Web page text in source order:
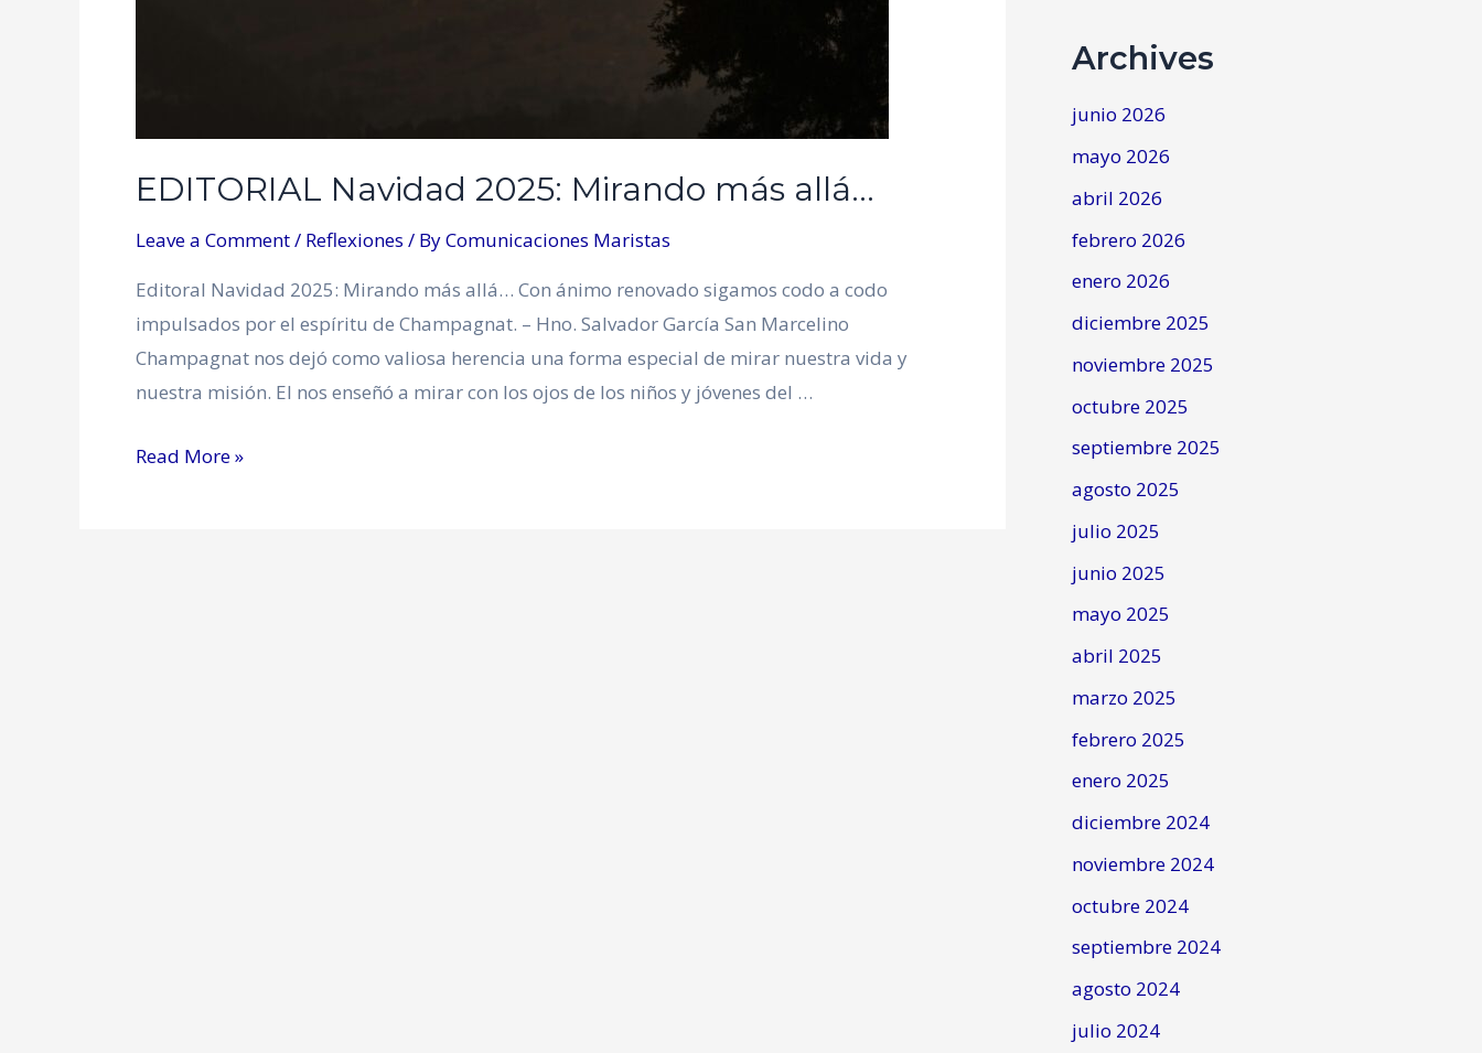
EDITORIAL Navidad 2025: Mirando más allá…
Leave a Comment/ Reflexiones / ByComunicaciones Maristas
Editoral Navidad 2025: Mirando más allá… Con ánimo renovado sigamos codo a codo
impulsados por el espíritu de Champagnat. – Hno. Salvador García San Marcelino
Champagnat nos dejó como valiosa herencia una forma especial de mirar nuestra vida y
nuestra misión. El nos enseñó a mirar con los ojos de los niños y jóvenes del …
Read More »
Archives
junio 2026
mayo 2026
abril 2026
febrero 2026
enero 2026
diciembre 2025
noviembre 2025
octubre 2025
septiembre 2025
agosto 2025
julio 2025
junio 2025
mayo 2025
abril 2025
marzo 2025
febrero 2025
enero 2025
diciembre 2024
noviembre 2024
octubre 2024
septiembre 2024
agosto 2024
julio 2024